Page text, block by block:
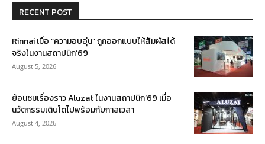
RECENT POST
Rinnai เมื่อ “ความอบอุ่น” ถูกออกแบบให้สัมผัสได้
จริงในงานสถาปนิก’69
August 5, 2026
ย้อนชมเรื่องราว Aluzat ในงานสถาปนิก’69 เมื่อ
นวัตกรรมเติบโตไปพร้อมกับกาลเวลา
August 4, 2026